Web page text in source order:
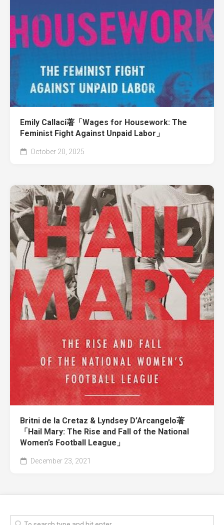
Emily Callaci著「Wages for Housework: The
Feminist Fight Against Unpaid Labor」
October 20, 2025
Britni de la Cretaz & Lyndsey D’Arcangelo著
「Hail Mary: The Rise and Fall of the National
Women’s Football League」
December 23, 2021